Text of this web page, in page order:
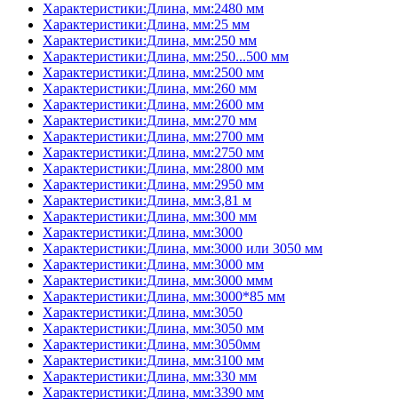
Характеристики:Длина, мм:2480 мм
Характеристики:Длина, мм:25 мм
Характеристики:Длина, мм:250 мм
Характеристики:Длина, мм:250...500 мм
Характеристики:Длина, мм:2500 мм
Характеристики:Длина, мм:260 мм
Характеристики:Длина, мм:2600 мм
Характеристики:Длина, мм:270 мм
Характеристики:Длина, мм:2700 мм
Характеристики:Длина, мм:2750 мм
Характеристики:Длина, мм:2800 мм
Характеристики:Длина, мм:2950 мм
Характеристики:Длина, мм:3,81 м
Характеристики:Длина, мм:300 мм
Характеристики:Длина, мм:3000
Характеристики:Длина, мм:3000 или 3050 мм
Характеристики:Длина, мм:3000 мм
Характеристики:Длина, мм:3000 ммм
Характеристики:Длина, мм:3000*85 мм
Характеристики:Длина, мм:3050
Характеристики:Длина, мм:3050 мм
Характеристики:Длина, мм:3050мм
Характеристики:Длина, мм:3100 мм
Характеристики:Длина, мм:330 мм
Характеристики:Длина, мм:3390 мм